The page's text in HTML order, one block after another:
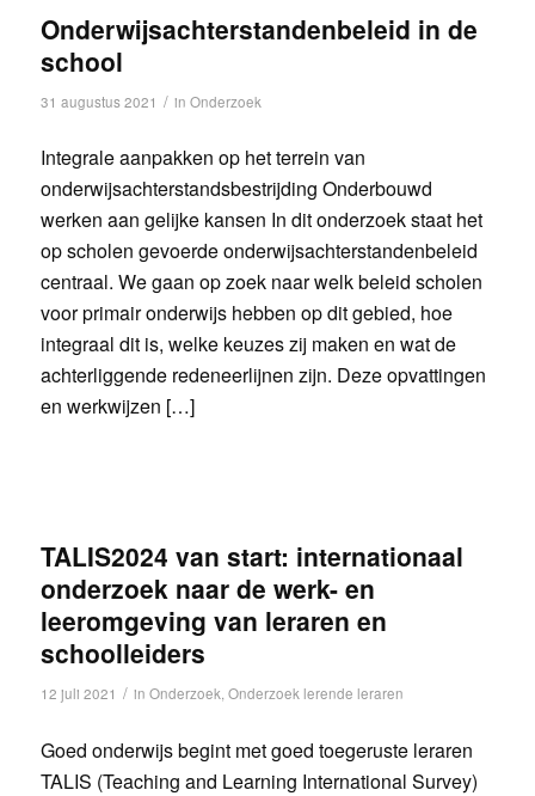
Onderwijsachterstandenbeleid in de
school
31 augustus 2021 / in Onderzoek
Integrale aanpakken op het terrein van
onderwijsachterstandsbestrijding Onderbouwd
werken aan gelijke kansen In dit onderzoek staat het
op scholen gevoerde onderwijsachterstandenbeleid
centraal. We gaan op zoek naar welk beleid scholen
voor primair onderwijs hebben op dit gebied, hoe
integraal dit is, welke keuzes zij maken en wat de
achterliggende redeneerlijnen zijn. Deze opvattingen
en werkwijzen […]
TALIS2024 van start: internationaal
onderzoek naar de werk- en
leeromgeving van leraren en
schoolleiders
12 juli 2021 / in Onderzoek Onderzoek lerende leraren
Goed onderwijs begint met goed toegeruste leraren
TALIS (Teaching and Learning International Survey)